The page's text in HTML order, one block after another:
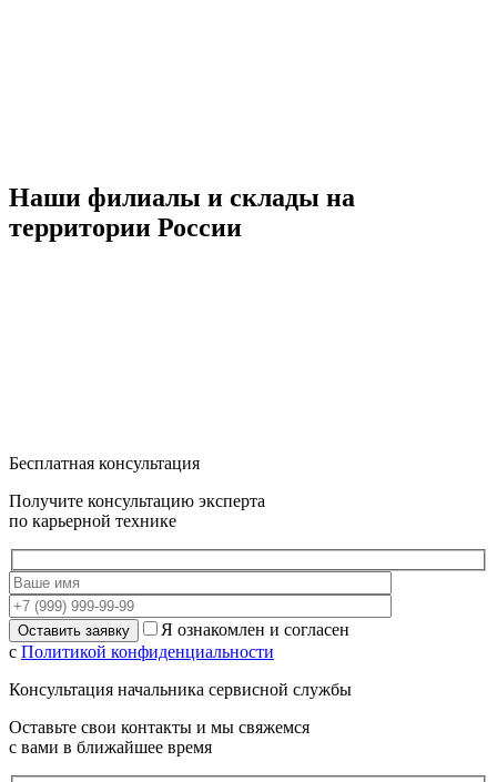
Наши филиалы и склады на
территории России
Бесплатная консультация
Получите консультацию эксперта
по карьерной технике
Я ознакомлен и согласен
с Политикой конфиденциальности
Консультация начальника сервисной службы
Оставьте свои контакты и мы свяжемся
с вами в ближайшее время